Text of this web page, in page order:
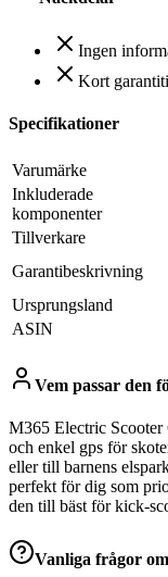
Ingen
Kort
Specifikationer
Varumärke
Inkluderade
komponenter
Tillverkare
Garantibeskrivning
Ursprungsland
ASIN
Vem passar den
M365 Electric Scooter
och enkel gps för
eller till barnens
perfekt för dig som
den till bäst för kick-
Vanliga frågor om